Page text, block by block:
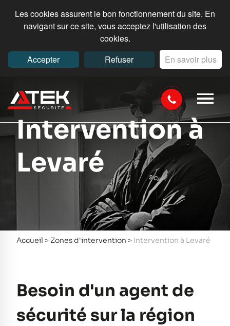
Les cookies assurent le bon fonctionnement du site. En
navigant sur ce site, vous acceptez l'utilisation des
cookies.
Accepter
Refuser En savoir plus
Intervention à
Levaré
Accueil > Zones d'intervention > Intervention à Levaré
Besoin d'un agent de
sécurité sur la région